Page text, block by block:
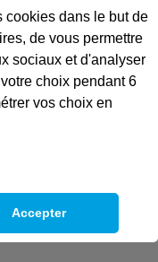
virtuelle
cookies dans le but de
de vous permettre
sociaux et d'analyser
choix pendant 6
vos choix en
Accepter